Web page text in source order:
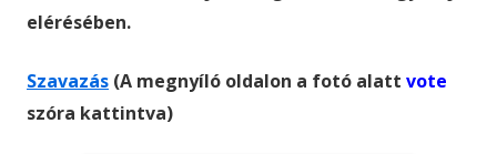
elérésében.
Szavazás (A megnyíló oldalon a fotó alatt vote
szóra kattintva)